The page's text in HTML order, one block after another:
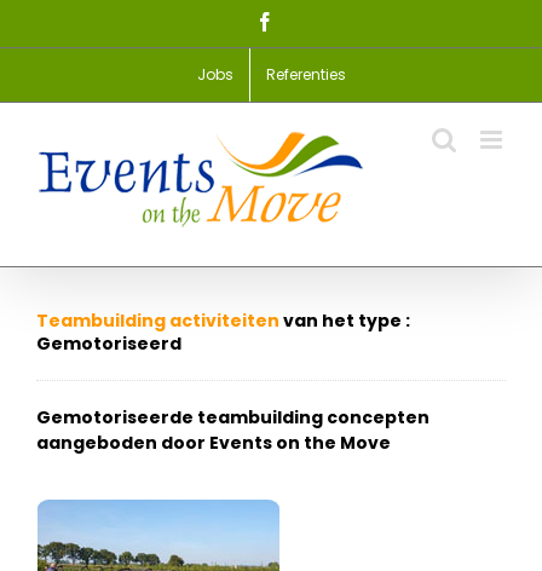
Jobs Referenties
Teambuilding activiteiten van het type :
Gemotoriseerd
Gemotoriseerde teambuilding concepten
aangeboden door Events on the Move